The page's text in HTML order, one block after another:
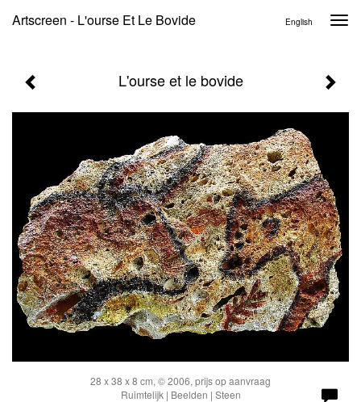
Artscreen - L'ourse Et Le Bovide English
L'ourse et le bovide
28 x 38 x 8 cm, © 2006, prijs op aanvraag
Ruimtelijk | Beelden | Steen